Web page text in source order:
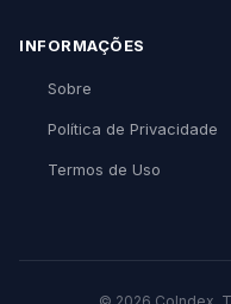
INFORMAÇÕES
Sobre
Política de Privacidade
Termos de Uso